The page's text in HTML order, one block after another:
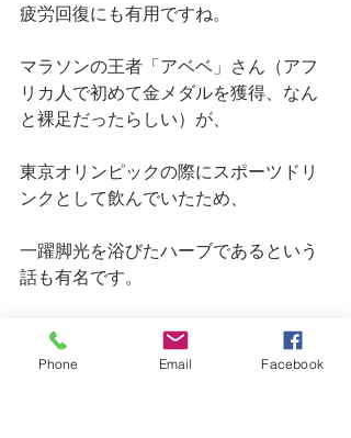
疲労回復にも有用ですね。
マラソンの王者「アベベ」さん（アフ
リカ人で初めて金メダルを獲得、なん
と裸足だったらしい）が、
東京オリンピックの際にスポーツドリ
ンクとして飲んでいたため、
一躍脚光を浴びたハーブであるという
話も有名です。
「あの赤い飲み物はなんだ？」という
感じだったのかも。
Phone Email Facebook